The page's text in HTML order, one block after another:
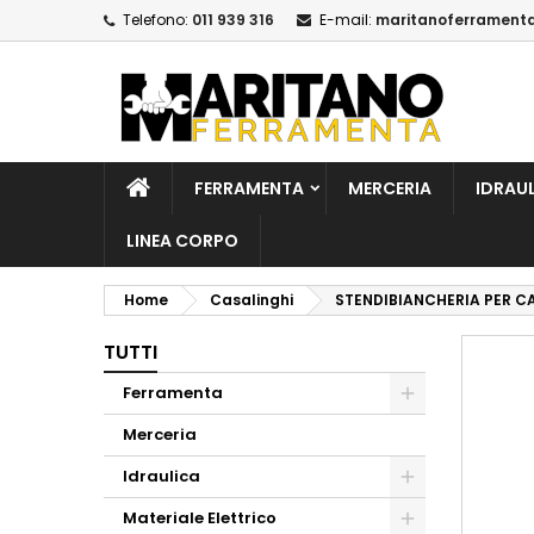
Telefono: 011 939 316 E-mail:
FERRAMENTA MERCERIA
LINEA CORPO
Home Casalinghi STENDIBIANCHERIA PER
TUTTI
Ferramenta
Merceria
Idraulica
Materiale Elettrico